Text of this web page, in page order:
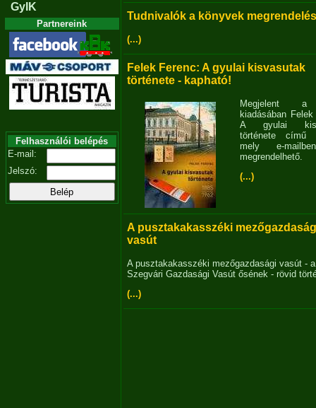
GyIK
Partnereink
Felhasználói belépés
E-mail:
Jelszó:
Tudnivalók a könyvek
(...)
Felek Ferenc: A gyulai kisvasutak
története - kapható!
Megjelent
kiadásában
A gyulai
története című
mely e-
megrendelhető.
(...)
A pusztakakasszéki
vasút
A pusztakakasszéki mezőgazdasági vasút - a
Szegvári Gazdasági Vasút ősének - rövid
(...)